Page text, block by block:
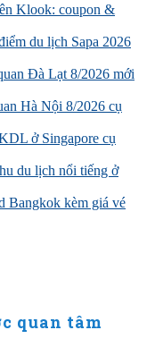
Klook: coupon &
du lịch Sapa 2026
Đà Lạt 8/2026 mới
Hà Nội 8/2026 cụ
ở Singapore cụ
du lịch nổi tiếng ở
Bangkok kèm giá vé
quan tâm